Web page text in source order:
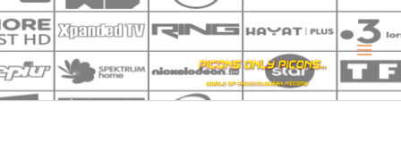
Přeskočit
na
obsah